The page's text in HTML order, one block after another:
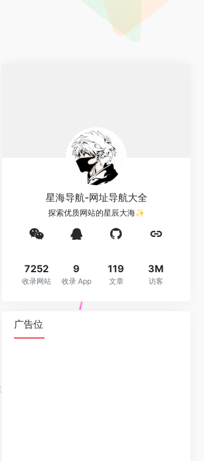
星海导航-网址导航大全
探索优质网站的星辰大海✨
7252
收录网站
9
收录 App
119
文章
3M
访客
广告位